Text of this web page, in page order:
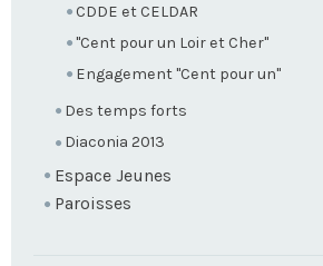
CDDE et CELDAR
"Cent pour un Loir et Cher"
Engagement "Cent pour un"
Des temps forts
Diaconia 2013
Espace Jeunes
Paroisses